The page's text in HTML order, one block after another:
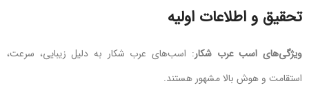
تحقیق و اطلاعات اولیه
ویژگی‌های اسب عرب شکار: اسب‌های عرب شکار به دلیل زیبایی، سرعت،
استقامت و هوش بالا مشهور هستند.